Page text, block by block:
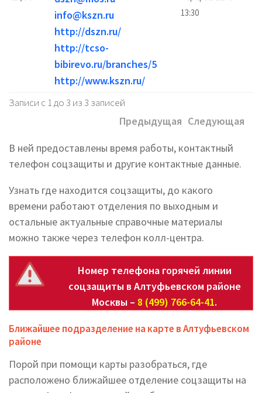
info@kszn.ru
http://dszn.ru/
http://tcso-
bibirevo.ru/branches/5
http://www.kszn.ru/
13:30
Записи с 1 до 3 из 3 записей
Предыдущая Следующая
В ней предоставлены время работы, контактный
телефон соцзащиты и другие контактные данные.
Узнать где находится соцзащиты, до какого
времени работают отделения по выходным и
остальные актуальные справочные материалы
можно также через телефон колл-центра.
Номер телефона горячей линии
соцзащиты в Алтуфьевском районе
Москвы – 8 (499) 766-64-41.
Ближайшее подразделение на карте в Алтуфьевском
районе
Порой при помощи карты разобраться, где
расположено ближайшее отделение соцзащиты на